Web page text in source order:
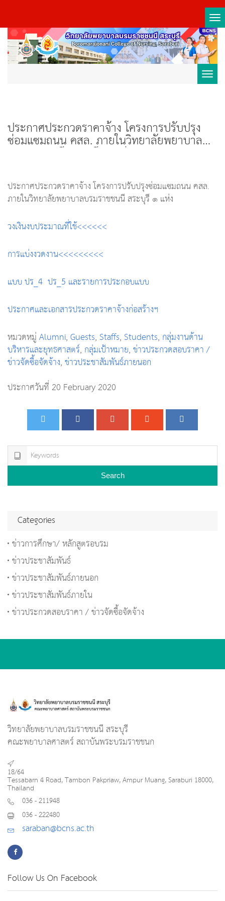
ประกาศประกวดราคาจ้าง โครงการปรับปรุง
ซ่อมแซมถนน คสล. ภายในวิทยาลัยพยาบาล
บรมราชชนนี สระบุรี ๑ แห่ง
ประกาศประกวดราคาจ้าง โครงการปรับปรุงซ่อมแซมถนน คสล.
ภายในวิทยาลัยพยาบาลบรมราชชนนี สระบุรี ๑ แห่ง
วงเงินงบประมาณที่ใช้<<<<<<
การแบ่งงวดงาน<<<<<<<<<
แบบ ปร_4 ปร_5 และรายการประกอบแบบ
ประกาศและเอกสารประกวดราคาจ้างก่อสร้างฯ
หมวดหมู่Alumni,Guests,Staffs,Students, กลุ่มงานด้าน
บริหารและยุทธศาสตร์, กลุ่มเป้าหมาย,ข่าวประกวดสอบราคา /
ข่าวจัดซื้อจัดจ้าง,ข่าวประชาสัมพันธ์ภายนอก
ประกาศวันที่ 20 February 2020
Search
Categories
ข่าวการศึกษา/ หลักสูตรอบรม
ข่าวประชาสัมพันธ์
ข่าวประชาสัมพันธ์ภายนอก
ข่าวประชาสัมพันธ์ภายใน
ข่าวประกวดสอบราคา / ข่าวจัดซื้อจัดจ้าง
วิทยาลัยพยาบาลบรมราชชนนี สระบุรี
คณะพยาบาลศาสตร์ สถาบันพระบรมราชชนก
18/64
Tessabarn 4 Road, Tambon Pakpriaw, Ampur Muang, Saraburi 18000,
Thailand
036 - 211948
036 - 222480
saraban@bcns.ac.th
Follow Us On Facebook